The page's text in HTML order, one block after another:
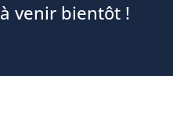
venir bientôt !